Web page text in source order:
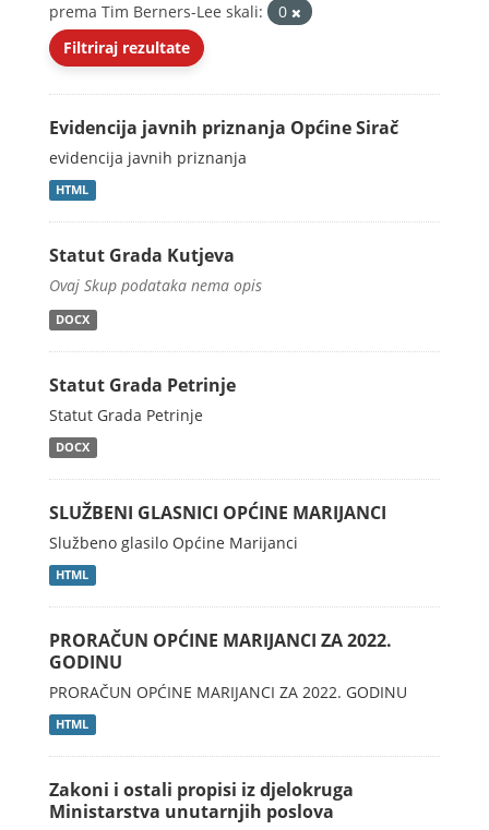
prema Tim Berners-Lee skali:
0
Filtriraj rezultate
Evidencija javnih priznanja Općine Sirač
evidencija javnih priznanja
HTML
Statut Grada Kutjeva
Ovaj Skup podataka nema opis
DOCX
Statut Grada Petrinje
Statut Grada Petrinje
DOCX
SLUŽBENI GLASNICI OPĆINE MARIJANCI
Službeno glasilo Općine Marijanci
HTML
PRORAČUN OPĆINE MARIJANCI ZA 2022.
GODINU
PRORAČUN OPĆINE MARIJANCI ZA 2022. GODINU
HTML
Zakoni i ostali propisi iz djelokruga
Ministarstva unutarnjih poslova